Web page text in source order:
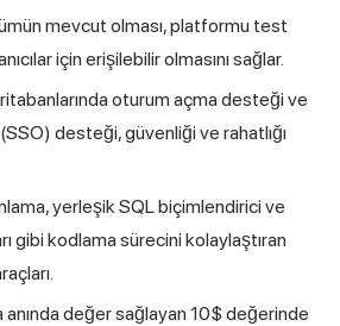
mevcut olması, platformu test
için erişilebilir olmasını sağlar.
oturum açma desteği ve
desteği, güvenliği ve rahatlığı
yerleşik SQL biçimlendirici ve
gibi kodlama sürecini kolaylaştıran
anında değer sağlayan 10$ değerinde